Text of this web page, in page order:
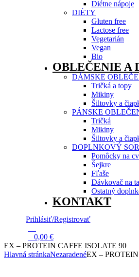
Diétne nápoje
DIÉTY
Gluten free
Lactose free
Vegetarián
Vegan
Bio
OBLEČENIE A
DÁMSKE
Tričká a topy
Mikiny
Šiltovky a
PÁNSKE
Tričká
Mikiny
Šiltovky a
DOPLNKOVÝ
Pomôcky na
Šejkre
Fľaše
Dávkovač na
Ostatný
KONTAKT
Prihlásiť/Registrovať
0,00 €
EX – PROTEIN CAFFE ISOLATE 90
Hlavná stránkaNezaradenéEX –